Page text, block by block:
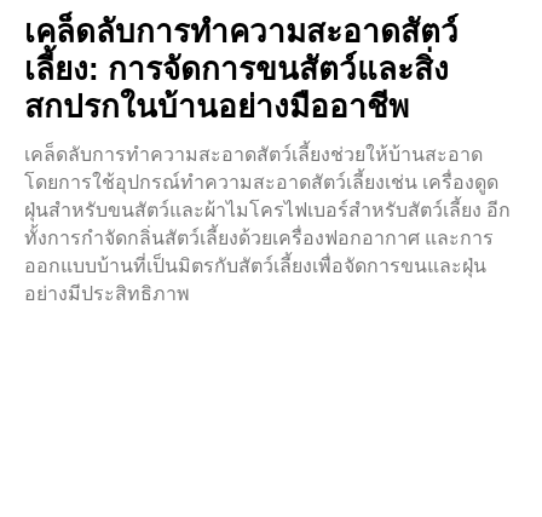
เคล็ดลับการทำความสะอาดสัตว์
เลี้ยง: การจัดการขนสัตว์และสิ่ง
สกปรกในบ้านอย่างมืออาชีพ
เคล็ดลับการทำความสะอาดสัตว์เลี้ยงช่วยให้บ้านสะอาด
โดยการใช้อุปกรณ์ทำความสะอาดสัตว์เลี้ยงเช่น เครื่องดูด
ฝุ่นสำหรับขนสัตว์และผ้าไมโครไฟเบอร์สำหรับสัตว์เลี้ยง อีก
ทั้งการกำจัดกลิ่นสัตว์เลี้ยงด้วยเครื่องฟอกอากาศ และการ
ออกแบบบ้านที่เป็นมิตรกับสัตว์เลี้ยงเพื่อจัดการขนและฝุ่น
อย่างมีประสิทธิภาพ